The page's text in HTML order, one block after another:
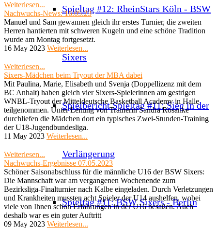
Spieltag #12: RheinStars Köln - BSW
Sixers
Spielbericht Spieltag #11: Sieg in der
Verlängerung
Spieltag #11: BSW Sixers - Berlin
Weiterlesen...
Nachwuchs-News: 16.05.23
Manuel und Sam gewannen gleich ihr erstes Turnier, die zweiten
Herren hantierten mit schweren Kugeln und eine schöne Tradition
wurde am Montag fortgesetzt.
16 May 2023 Weiterlesen...
Weiterlesen...
Sixers-Mädchen beim Tryout der MBA dabei
Mit Paulina, Marie, Elisabeth und Svenja (Doppellizenz mit dem
BC Anhalt) haben gleich vier Sixers-Spielerinnen am gestrigen
WNBL-Tryout der Mitteldeutsche Basketball Academy in Halle
teilgenommen. Unter Leitung von Trainerin Sandra Rosanke
durchliefen die Mädchen dort ein typisches Zwei-Stunden-Training
der U18-Jugendbundesliga.
11 May 2023 Weiterlesen...
Weiterlesen...
Nachwuchs-Ergebnisse 07.05.2023
Schöner Saisonabschluss für die männliche U16 der BSW Sixers:
Die Mannschaft war am vergangenen Wochenende zum
Bezirksliga-Finalturnier nach Kalbe eingeladen. Durch Verletzungen
und Krankheiten mussten acht Spieler der U14 aushelfen, wobei
viele von Ihnen schon Erfahrungen in der U16 besaßen. Auch
deshalb war es ein guter Auftritt
09 May 2023 Weiterlesen...